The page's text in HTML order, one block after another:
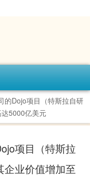
的Dojo项目（特斯拉自研
5000亿美元
项目（特斯拉
企业价值增加至